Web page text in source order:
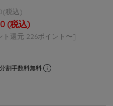
(税込)
(税込)
ト還元 226ポイント〜]
割手数料無料